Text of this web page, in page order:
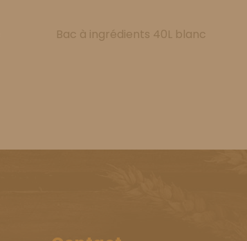
Bac à ingrédients 40L blanc